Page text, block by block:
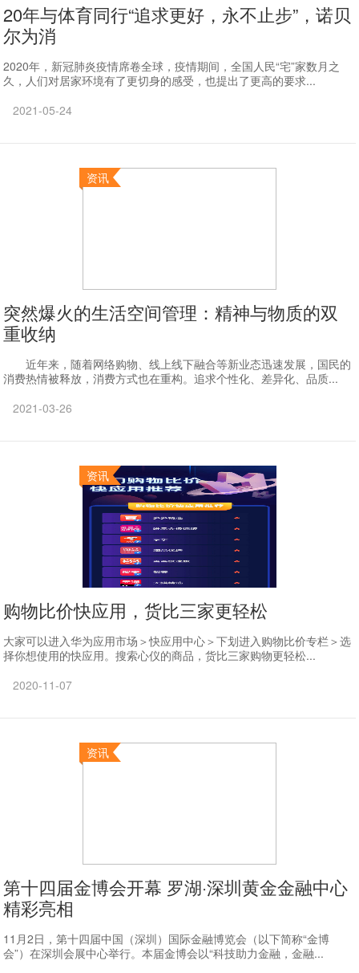
20年与体育同行“追求更好，永不止步”，诺贝
尔为消
2020年，新冠肺炎疫情席卷全球，疫情期间，全国人民“宅”家数月之
久，人们对居家环境有了更切身的感受，也提出了更高的要求...
2021-05-24
资讯
突然爆火的生活空间管理：精神与物质的双
重收纳
近年来，随着网络购物、线上线下融合等新业态迅速发展，国民的
消费热情被释放，消费方式也在重构。追求个性化、差异化、品质...
2021-03-26
资讯
购物比价快应用，货比三家更轻松
大家可以进入华为应用市场＞快应用中心＞下划进入购物比价专栏＞选
择你想使用的快应用。搜索心仪的商品，货比三家购物更轻松...
2020-11-07
资讯
第十四届金博会开幕 罗湖·深圳黄金金融中心
精彩亮相
11月2日，第十四届中国（深圳）国际金融博览会（以下简称“金博
会”）在深圳会展中心举行。本届金博会以“科技助力金融，金融...